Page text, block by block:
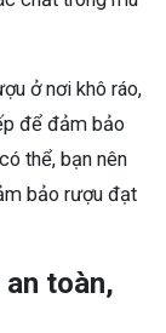
ở nơi khô ráo,
để đảm bảo
thể, bạn nên
bảo rượu đạt
toàn,